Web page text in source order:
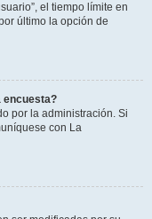
el tiempo límite en
último la opción de
encuesta?
por la administración. Si
con La